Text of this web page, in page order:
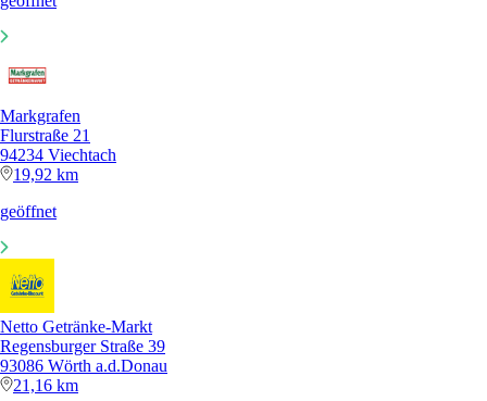
Markgrafen
Flurstraße 21
94234 Viechtach
19,92 km
geöffnet
Netto Getränke-Markt
Regensburger Straße 39
93086 Wörth a.d.Donau
21,16 km